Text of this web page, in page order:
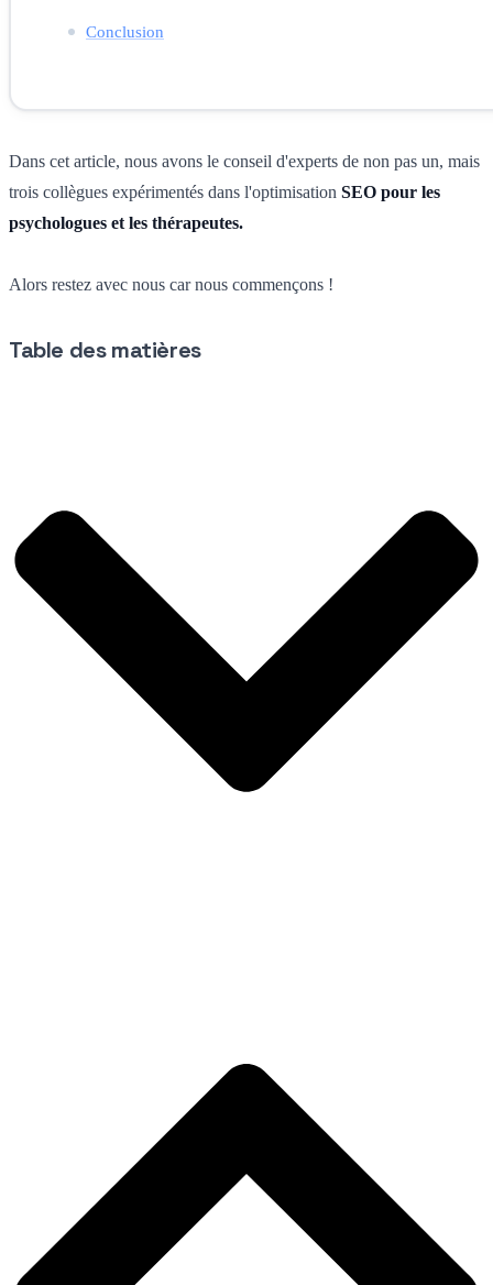
Conclusion
Dans cet article, nous avons le conseil d'experts de non pas un, mais
trois collègues expérimentés dans l'optimisation SEO pour les
psychologues et les thérapeutes.
Alors restez avec nous car nous commençons !
Table des matières